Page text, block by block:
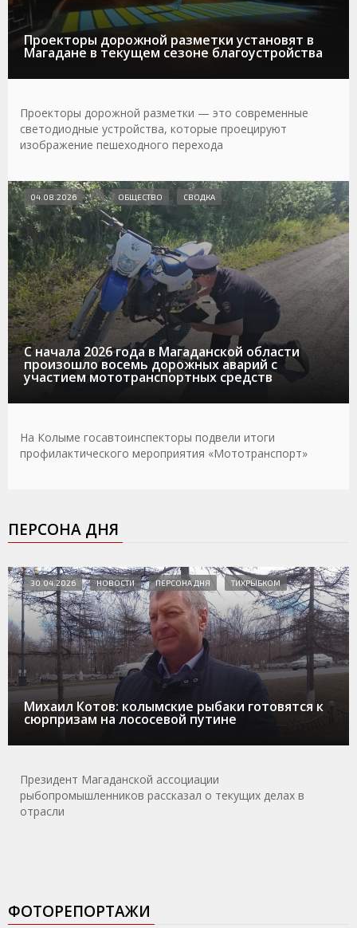
Проекторы дорожной разметки установят в
Магадане в текущем сезоне благоустройства
Проекторы дорожной разметки — это современные
светодиодные устройства, которые проецируют
изображение пешеходного перехода
С начала 2026 года в Магаданской области
произошло восемь дорожных аварий с
участием мототранспортных средств
04.08.2026 ОБЩЕСТВО СВОДКА
На Колыме госавтоинспекторы подвели итоги
профилактического мероприятия «Мототранспорт»
ПЕРСОНА ДНЯ
Михаил Котов: колымские рыбаки готовятся к
сюрпризам на лососевой путине
30.04.2026 НОВОСТИ ПЕРСОНА ДНЯ ТИХРЫБКОМ
Президент Магаданской ассоциации
рыбопромышленников рассказал о текущих делах в
отрасли
ФОТОРЕПОРТАЖИ